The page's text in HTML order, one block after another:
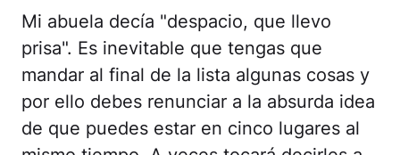
Mi abuela decía "despacio, que llevo
prisa". Es inevitable que tengas que
mandar al final de la lista algunas cosas y
por ello debes renunciar a la absurda idea
de que puedes estar en cinco lugares al